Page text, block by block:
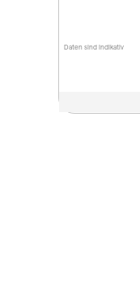
Daten sind indikativ